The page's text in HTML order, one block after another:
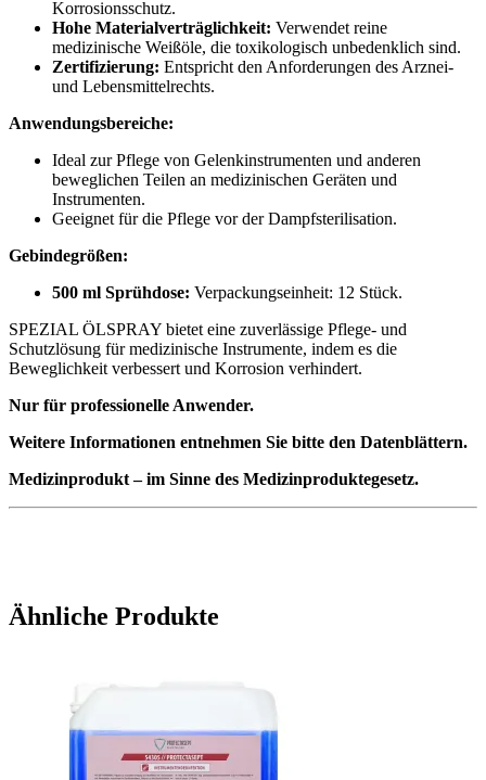
Korrosionsschutz.
Hohe Materialverträglichkeit: Verwendet reine
medizinische Weißöle, die toxikologisch unbedenklich sind.
Zertifizierung: Entspricht den Anforderungen des Arznei-
und Lebensmittelrechts.
Anwendungsbereiche:
Ideal zur Pflege von Gelenkinstrumenten und anderen
beweglichen Teilen an medizinischen Geräten und
Instrumenten.
Geeignet für die Pflege vor der Dampfsterilisation.
Gebindegrößen:
500 ml Sprühdose: Verpackungseinheit: 12 Stück.
SPEZIAL ÖLSPRAY bietet eine zuverlässige Pflege- und
Schutzlösung für medizinische Instrumente, indem es die
Beweglichkeit verbessert und Korrosion verhindert.
Nur für professionelle Anwender.
Weitere Informationen entnehmen Sie bitte den Datenblättern.
Medizinprodukt – im Sinne des Medizinproduktegesetz.
Ähnliche Produkte